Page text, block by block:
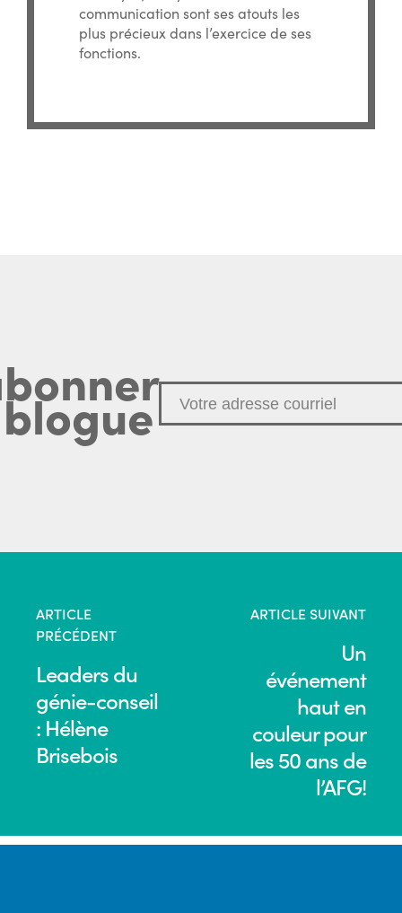
communication sont ses atouts les
plus précieux dans l’exercice de ses
fonctions.
ARTICLE
PRÉCÉDENT
Leaders du
génie-conseil
: Hélène
Brisebois
ARTICLE SUIVANT
Un
événement
haut en
couleur pour
les 50 ans de
l’AFG!